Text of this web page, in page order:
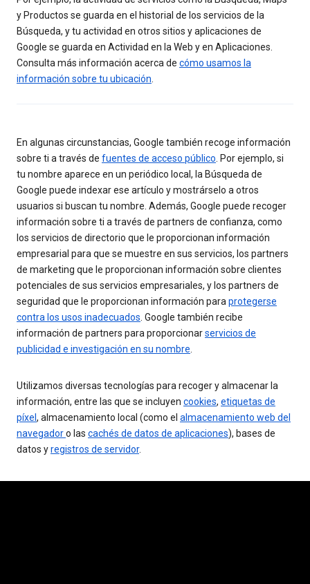
y Productos se guarda en el historial de los servicios de la
Búsqueda, y tu actividad en otros sitios y aplicaciones de
Google se guarda en Actividad en la Web y en Aplicaciones.
Consulta más información acerca de cómo usamos la
información sobre tu ubicación
En algunas circunstancias, Google también recoge información
sobre ti a través de fuentes de acceso público . Por ejemplo, si
tu nombre aparece en un periódico local, la Búsqueda de
Google puede indexar ese artículo y mostrárselo a otros
usuarios si buscan tu nombre. Además, Google puede recoger
información sobre ti a través de partners de confianza, como
los servicios de directorio que le proporcionan información
empresarial para que se muestre en sus servicios, los partners
de marketing que le proporcionan información sobre clientes
potenciales de sus servicios empresariales, y los partners de
seguridad que le proporcionan información para protegerse
contra los usos inadecuados . Google también recibe
información de partners para proporcionarservicios de
publicidad e investigación en su nombre
Utilizamos diversas tecnologías para recoger y almacenar la
información, entre las que se incluyen cookies, etiquetas de
píxel , almacenamiento local (como el almacenamiento web del
navegadoro las cachés de datos de aplicaciones), bases de
datos yregistros de servidor.